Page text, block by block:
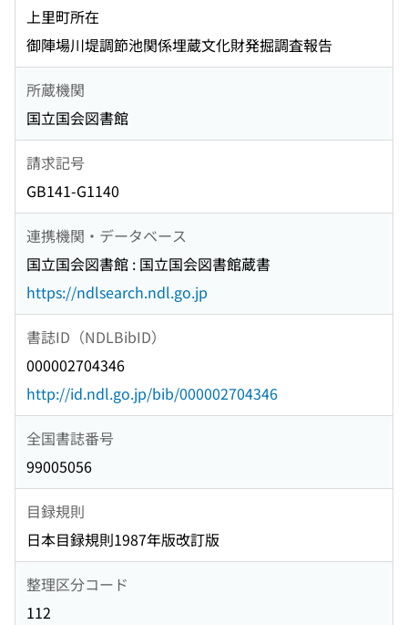
上里町所在
御陣場川堤調節池関係埋蔵文化財発掘調査報告
所蔵機関
国立国会図書館
請求記号
GB141-G1140
連携機関・データベース
国立国会図書館 : 国立国会図書館蔵書
https://ndlsearch.ndl.go.jp
書誌ID（NDLBibID）
000002704346
http://id.ndl.go.jp/bib/000002704346
全国書誌番号
99005056
目録規則
日本目録規則1987年版改訂版
整理区分コード
112